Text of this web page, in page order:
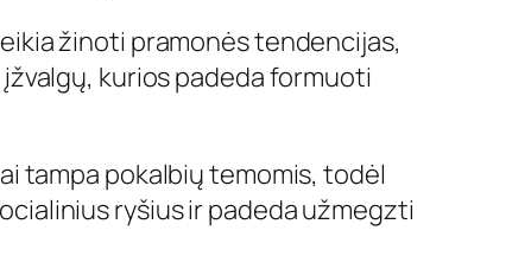
žinoti pramonės tendencijas,
kurios padeda formuoti
tampa pokalbių temomis, todėl
ryšius ir padeda užmegzti